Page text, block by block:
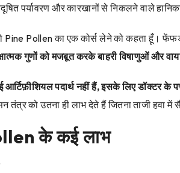
पर्यावरण और कारखानों से निकलने वाले
Pine Pollen का एक कोर्स लेने को कहता हूँ।
गुणों को मजबूत करके बाहरी विषाणुओं और
आर्टिफ़ीशियल पदार्थ नहीं हैं, इसके लिए डॉक्टर के
तंत्र को उतना ही लाभ देते हैं जितना ताजी
के कई लाभ